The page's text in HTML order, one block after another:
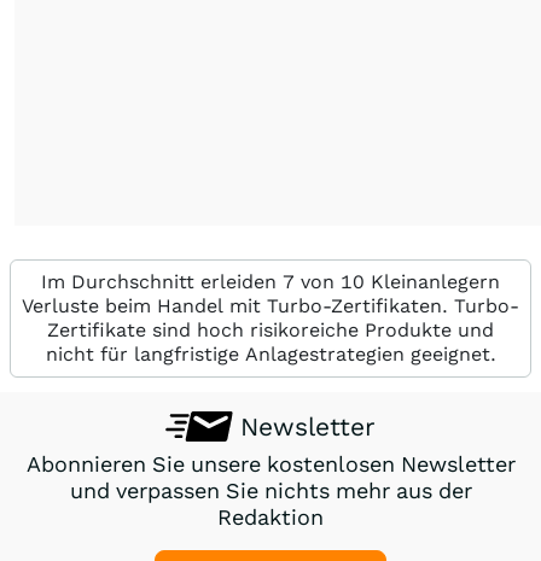
Im Durchschnitt erleiden 7 von 10 Kleinanlegern
Verluste beim Handel mit Turbo-Zertifikaten. Turbo-
Zertifikate sind hoch risikoreiche Produkte und
nicht für langfristige Anlagestrategien geeignet.
Newsletter
Abonnieren Sie unsere kostenlosen Newsletter
und verpassen Sie nichts mehr aus der
Redaktion